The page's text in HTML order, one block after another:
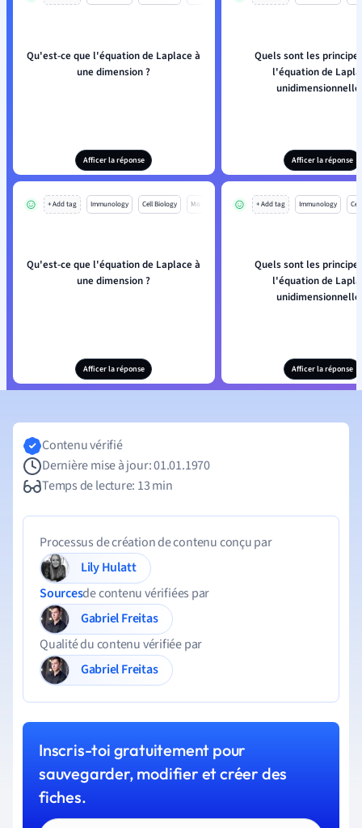
Qu'est-ce que l'équation de Laplace à
une dimension ?
Afficer la réponse
Quels sont les
l'équation de
unidimensionnelle
Afficer la réponse
+ Add tag Immunology Cell Biology Mo
Qu'est-ce que l'équation de Laplace à
une dimension ?
Afficer la réponse
+ Add tag Immunology
Quels sont les
l'équation de
unidimensionnelle
Afficer la réponse
Contenu vérifié
Dernière mise à jour: 01.01.1970
Temps de lecture: 13 min
Processus de création de contenu conçu par
Lily Hulatt
Sourcesde contenu vérifiées par
Gabriel Freitas
Qualité du contenu vérifiée par
Gabriel Freitas
Inscris-toi gratuitement pour
sauvegarder, modifier et créer des
fiches.